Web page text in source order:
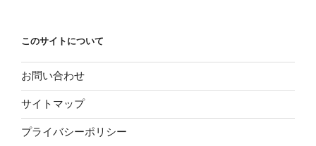
このサイトについて
お問い合わせ
サイトマップ
プライバシーポリシー